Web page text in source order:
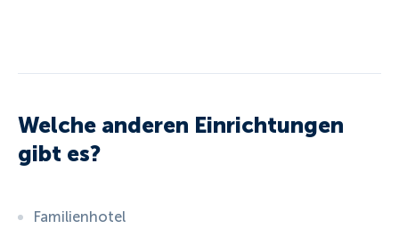
zu begrüßen.
Welche anderen Einrichtungen
gibt es?
Familienhotel